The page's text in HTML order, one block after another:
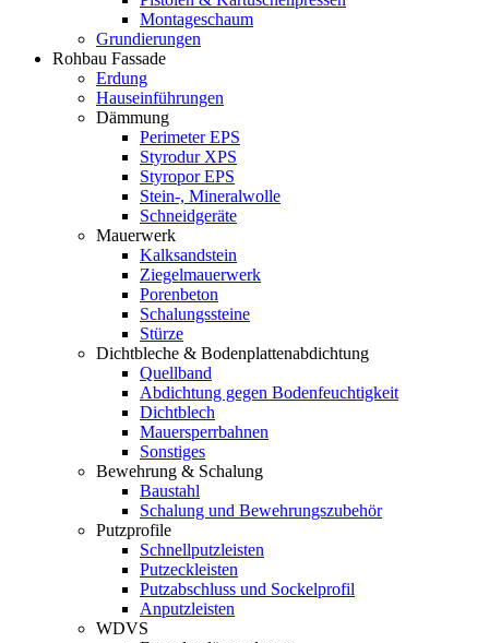
Montageschaum
Grundierungen
Rohbau Fassade
Erdung
Hauseinführungen
Dämmung
Perimeter EPS
Styrodur XPS
Styropor EPS
Stein-, Mineralwolle
Schneidgeräte
Mauerwerk
Kalksandstein
Ziegelmauerwerk
Porenbeton
Schalungssteine
Stürze
Dichtbleche & Bodenplattenabdichtung
Quellband
Abdichtung gegen Bodenfeuchtigkeit
Dichtblech
Mauersperrbahnen
Sonstiges
Bewehrung & Schalung
Baustahl
Schalung und Bewehrungszubehör
Putzprofile
Schnellputzleisten
Putzeckleisten
Putzabschluss und Sockelprofil
Anputzleisten
WDVS